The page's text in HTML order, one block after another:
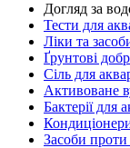
Догляд за
Тести для
Ліки та
Ґрунтові
Сіль для
Активоване
Бактерії для
Засоби проти